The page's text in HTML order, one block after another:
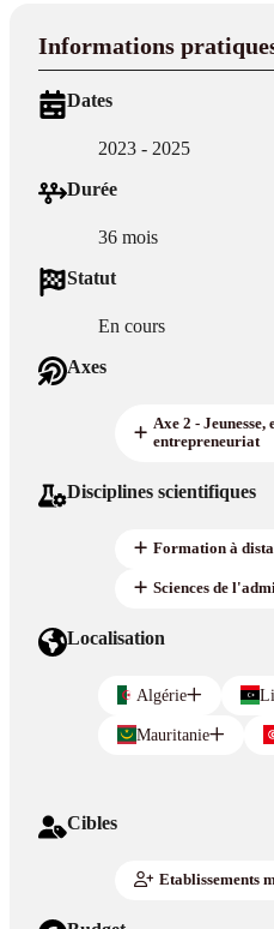
Informations
Dates
2023 - 2025
Durée
36 mois
Statut
En cours
Axes
Axe 2 -
entrepreneuriat
Disciplines scientifiques
Formation à
Sciences de
Localisation
Algérie
Mauritanie
Cibles
Etablissements